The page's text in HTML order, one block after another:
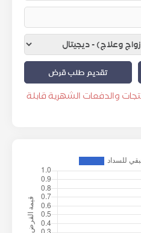
تقديم طلب قرض
والدفعات الشهرية قابلة